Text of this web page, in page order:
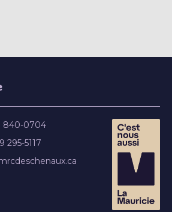
840-0704
295-5117